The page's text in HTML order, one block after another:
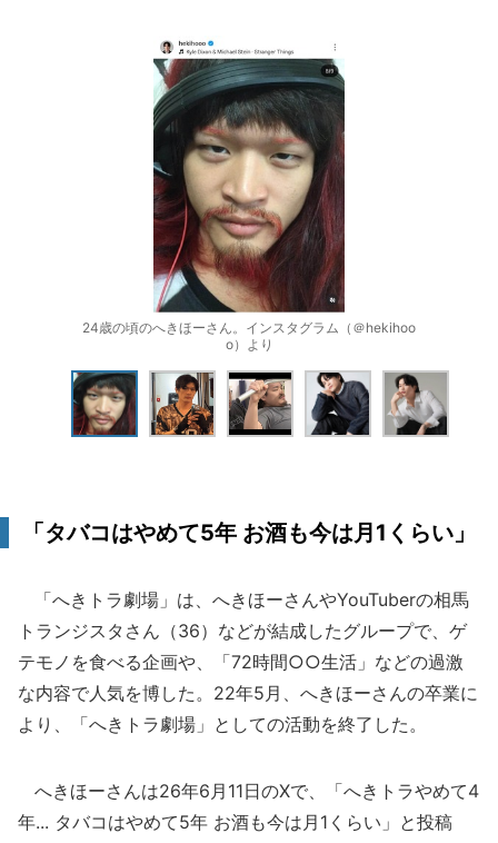
24歳の頃のへきほーさん。インスタグラム（＠hekihoo
o）より
「タバコはやめて5年 お酒も今は月1くらい」
「へきトラ劇場」は、へきほーさんやYouTuberの相馬
トランジスタさん（36）などが結成したグループで、ゲ
テモノを食べる企画や、「72時間○○生活」などの過激
な内容で人気を博した。22年5月、へきほーさんの卒業に
より、「へきトラ劇場」としての活動を終了した。
へきほーさんは26年6月11日のXで、「へきトラやめて4
年... タバコはやめて5年 お酒も今は月1くらい」と投稿